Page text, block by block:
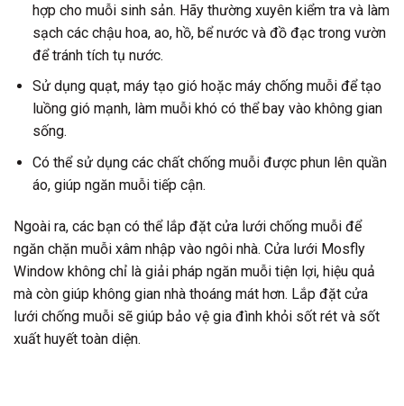
hợp cho muỗi sinh sản. Hãy thường xuyên kiểm tra và làm
sạch các chậu hoa, ao, hồ, bể nước và đồ đạc trong vườn
để tránh tích tụ nước.
Sử dụng quạt, máy tạo gió hoặc máy chống muỗi để tạo
luồng gió mạnh, làm muỗi khó có thể bay vào không gian
sống.
Có thể sử dụng các chất chống muỗi được phun lên quần
áo, giúp ngăn muỗi tiếp cận.
Ngoài ra, các bạn có thể lắp đặt cửa lưới chống muỗi để
ngăn chặn muỗi xâm nhập vào ngôi nhà. Cửa lưới Mosfly
Window không chỉ là giải pháp ngăn muỗi tiện lợi, hiệu quả
mà còn giúp không gian nhà thoáng mát hơn. Lắp đặt cửa
lưới chống muỗi sẽ giúp bảo vệ gia đình khỏi sốt rét và sốt
xuất huyết toàn diện.